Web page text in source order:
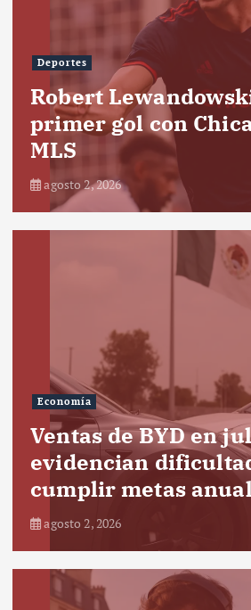
Deportes
Robert
primer gol con
MLS
agosto 2, 2026
Economía
Ventas de BYD en
evidencian
cumplir metas
agosto 2, 2026